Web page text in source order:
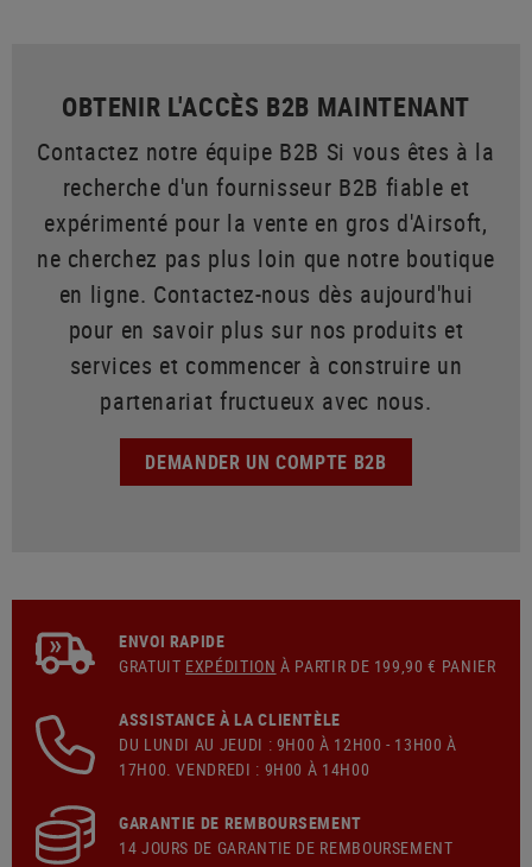
OBTENIR L'ACCÈS B2B MAINTENANT
Contactez notre équipe B2B Si vous êtes à la
recherche d'un fournisseur B2B fiable et
expérimenté pour la vente en gros d'Airsoft,
ne cherchez pas plus loin que notre boutique
en ligne. Contactez-nous dès aujourd'hui
pour en savoir plus sur nos produits et
services et commencer à construire un
partenariat fructueux avec nous.
DEMANDER UN COMPTE B2B
ENVOI RAPIDE
GRATUIT EXPÉDITION À PARTIR DE 199,90 € PANIER
ASSISTANCE À LA CLIENTÈLE
DU LUNDI AU JEUDI : 9H00 À 12H00 - 13H00 À
17H00. VENDREDI : 9H00 À 14H00
GARANTIE DE REMBOURSEMENT
14 JOURS DE GARANTIE DE REMBOURSEMENT